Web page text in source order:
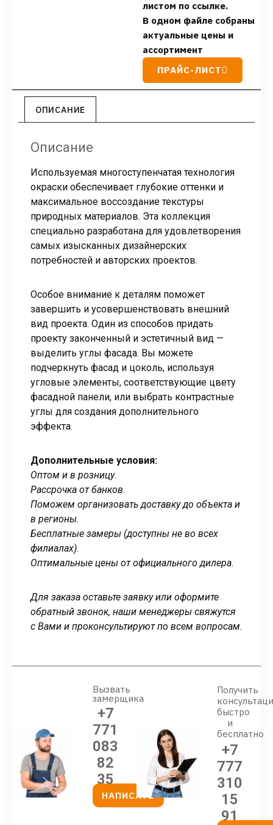
листом по ссылке.
В одном файле собраны
актуальные цены и
ассортимент
ПРАЙС-ЛИСТ
ОПИСАНИЕ
Описание
Используемая многоступенчатая технология
окраски обеспечивает глубокие оттенки и
максимальное воссоздание текстуры
природных материалов. Эта коллекция
специально разработана для удовлетворения
самых изысканных дизайнерских
потребностей и авторских проектов.
Особое внимание к деталям поможет
завершить и усовершенствовать внешний
вид проекта. Один из способов придать
проекту законченный и эстетичный вид —
выделить углы фасада. Вы можете
подчеркнуть фасад и цоколь, используя
угловые элементы, соответствующие цвету
фасадной панели, или выбрать контрастные
углы для создания дополнительного
эффекта.
Дополнительные условия:
Оптом и в розницу.
Рассрочка от банков.
Поможем организовать доставку до объекта и
в регионы.
Бесплатные замеры (доступны не во всех
филиалах).
Оптимальные цены от официального дилера.
Для заказа оставьте заявку или оформите
обратный звонок, наши менеджеры свяжутся
с Вами и проконсультируют по всем вопросам.
Вызвать
замерщика
+7
771
083
82
35
НАПИСАТЬ
Получить
быстро
и
бесплатно
+7
777
310
15
91